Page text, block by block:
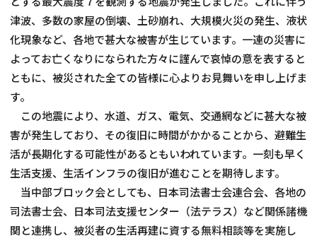
津波、多数の家屋の倒壊、土砂崩れ、大規模火災の発生、液状
化現象など、各地で甚大な被害が生じています。一連の災害に
よってお亡くなりになられた方々に謹んで哀悼の意を表すると
ともに、被災された全ての皆様に心よりお見舞いを申し上げま
す。
この地震により、水道、ガス、電気、交通網などに甚大な被
害が発生しており、その復旧に時間がかかることから、避難生
活が長期化する可能性があるともいわれています。一刻も早く
生活支援、生活インフラの復旧が進むことを期待します。
当中部ブロック会としても、日本司法書士会連合会、各地の
司法書士会、日本司法支援センター（法テラス）など関係諸機
関と連携し、被災者の生活再建に資する無料相談等を実施し